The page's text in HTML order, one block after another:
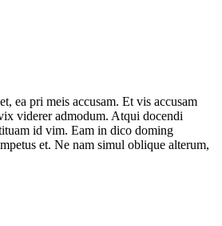
ea pri meis accusam. Et vis accusam
viderer admodum. Atqui docendi
id vim. Eam in dico doming
et. Ne nam simul oblique alterum,